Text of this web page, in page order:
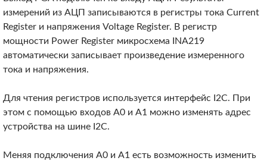
измерений из АЦП записываются в регистры тока Current
Register и напряжения Voltage Register. В регистр
мощности Power Register микросхема INA219
автоматически записывает произведение измеренного
тока и напряжения.
Для чтения регистров используется интерфейс I2C. При
этом с помощью входов A0 и A1 можно изменять адрес
устройства на шине I2C.
Меняя подключения A0 и A1 есть возможность изменить